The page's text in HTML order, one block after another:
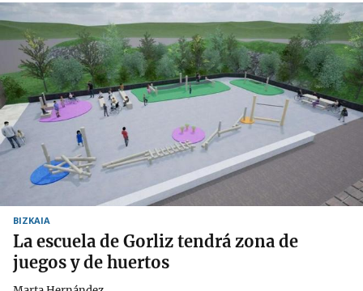
BIZKAIA
La escuela de Gorliz tendrá zona de
juegos y de huertos